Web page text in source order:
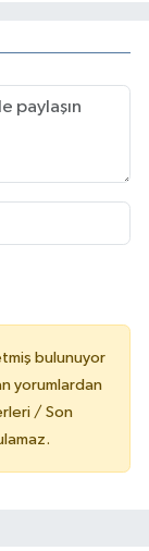
bulunuyor
yorumlardan
/ Son